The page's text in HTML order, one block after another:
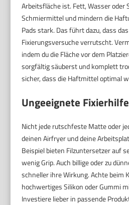
Arbeitsfläche ist. Fett, Wasser oder
Schmiermittel und mindern die
Pads stark. Das führt dazu, dass
Fixierungsversuche verrutscht.
indem du die Fläche vor dem
sorgfältig säuberst und komplett
sicher, dass die Haftmittel optimal
Ungeeignete
Nicht jede rutschfeste Matte oder
deinen Airfryer und deine
Beispiel bieten Filzuntersetzer auf
wenig Grip. Auch billige oder zu
schneller ihre Wirkung. Achte beim
hochwertiges Silikon oder Gummi
Investiere lieber in passende